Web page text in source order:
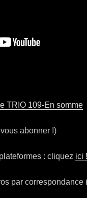
TRIO 109-En somme
abonner !)
: cliquez ici !
par